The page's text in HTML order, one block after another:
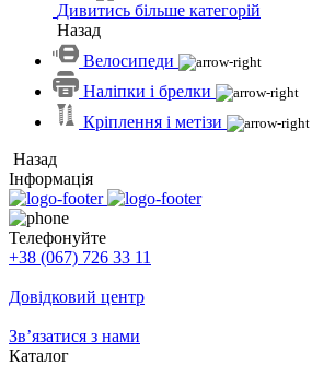
Дивитись більше категорій
Назад
Велосипеди
Наліпки і брелки
Кріплення і метізи
Назад
Інформація
Телефонуйте
+38 (067) 726 33 11
Довідковий центр
Зв’язатися з нами
Каталог